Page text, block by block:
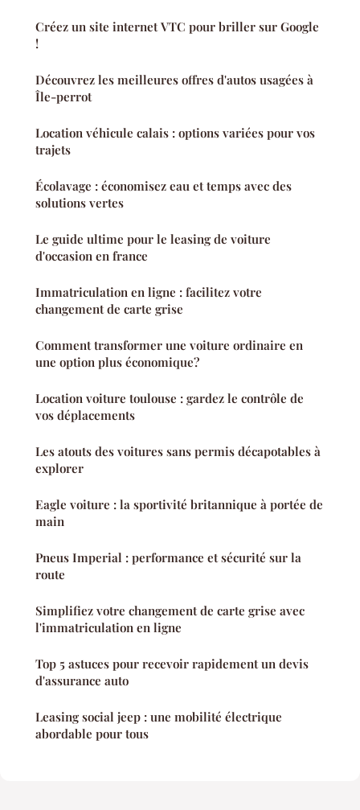
Créez un site internet VTC pour briller sur Google
!
Découvrez les meilleures offres d'autos usagées à
Île-perrot
Location véhicule calais : options variées pour vos
trajets
Écolavage : économisez eau et temps avec des
solutions vertes
Le guide ultime pour le leasing de voiture
d'occasion en france
Immatriculation en ligne : facilitez votre
changement de carte grise
Comment transformer une voiture ordinaire en
une option plus économique?
Location voiture toulouse : gardez le contrôle de
vos déplacements
Les atouts des voitures sans permis décapotables à
explorer
Eagle voiture : la sportivité britannique à portée de
main
Pneus Imperial : performance et sécurité sur la
route
Simplifiez votre changement de carte grise avec
l'immatriculation en ligne
Top 5 astuces pour recevoir rapidement un devis
d'assurance auto
Leasing social jeep : une mobilité électrique
abordable pour tous